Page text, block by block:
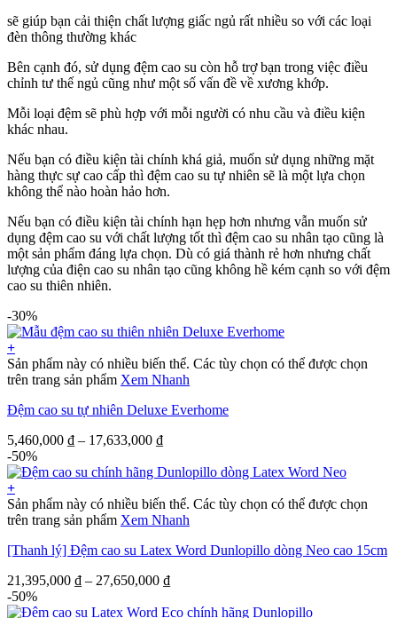
sẽ giúp bạn cải thiện chất lượng giấc ngủ rất nhiều so với các loại
đèn thông thường khác
Bên cạnh đó, sử dụng đệm cao su còn hỗ trợ bạn trong việc điều
chỉnh tư thế ngủ cũng như một số vấn đề về xương khớp.
Mỗi loại đệm sẽ phù hợp với mỗi người có nhu cầu và điều kiện
khác nhau.
Nếu bạn có điều kiện tài chính khá giả, muốn sử dụng những mặt
hàng thực sự cao cấp thì đệm cao su tự nhiên sẽ là một lựa chọn
không thể nào hoàn hảo hơn.
Nếu bạn có điều kiện tài chính hạn hẹp hơn nhưng vẫn muốn sử
dụng đệm cao su với chất lượng tốt thì đệm cao su nhân tạo cũng là
một sản phẩm đáng lựa chọn. Dù có giá thành rẻ hơn nhưng chất
lượng của điện cao su nhân tạo cũng không hề kém cạnh so với đệm
cao su thiên nhiên.
-30%
+
Sản phẩm này có nhiều biến thể. Các tùy chọn có thể được chọn
trên trang sản phẩm Xem Nhanh
Đệm cao su tự nhiên Deluxe Everhome
5,460,000 ₫ – 17,633,000 ₫
-50%
+
Sản phẩm này có nhiều biến thể. Các tùy chọn có thể được chọn
trên trang sản phẩm Xem Nhanh
[Thanh lý] Đệm cao su Latex Word Dunlopillo dòng Neo cao 15cm
21,395,000 ₫ – 27,650,000 ₫
-50%